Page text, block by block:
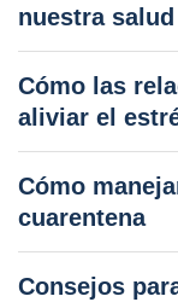
nuestra
Cómo las
aliviar el
Cómo
cuarentena
Consejos